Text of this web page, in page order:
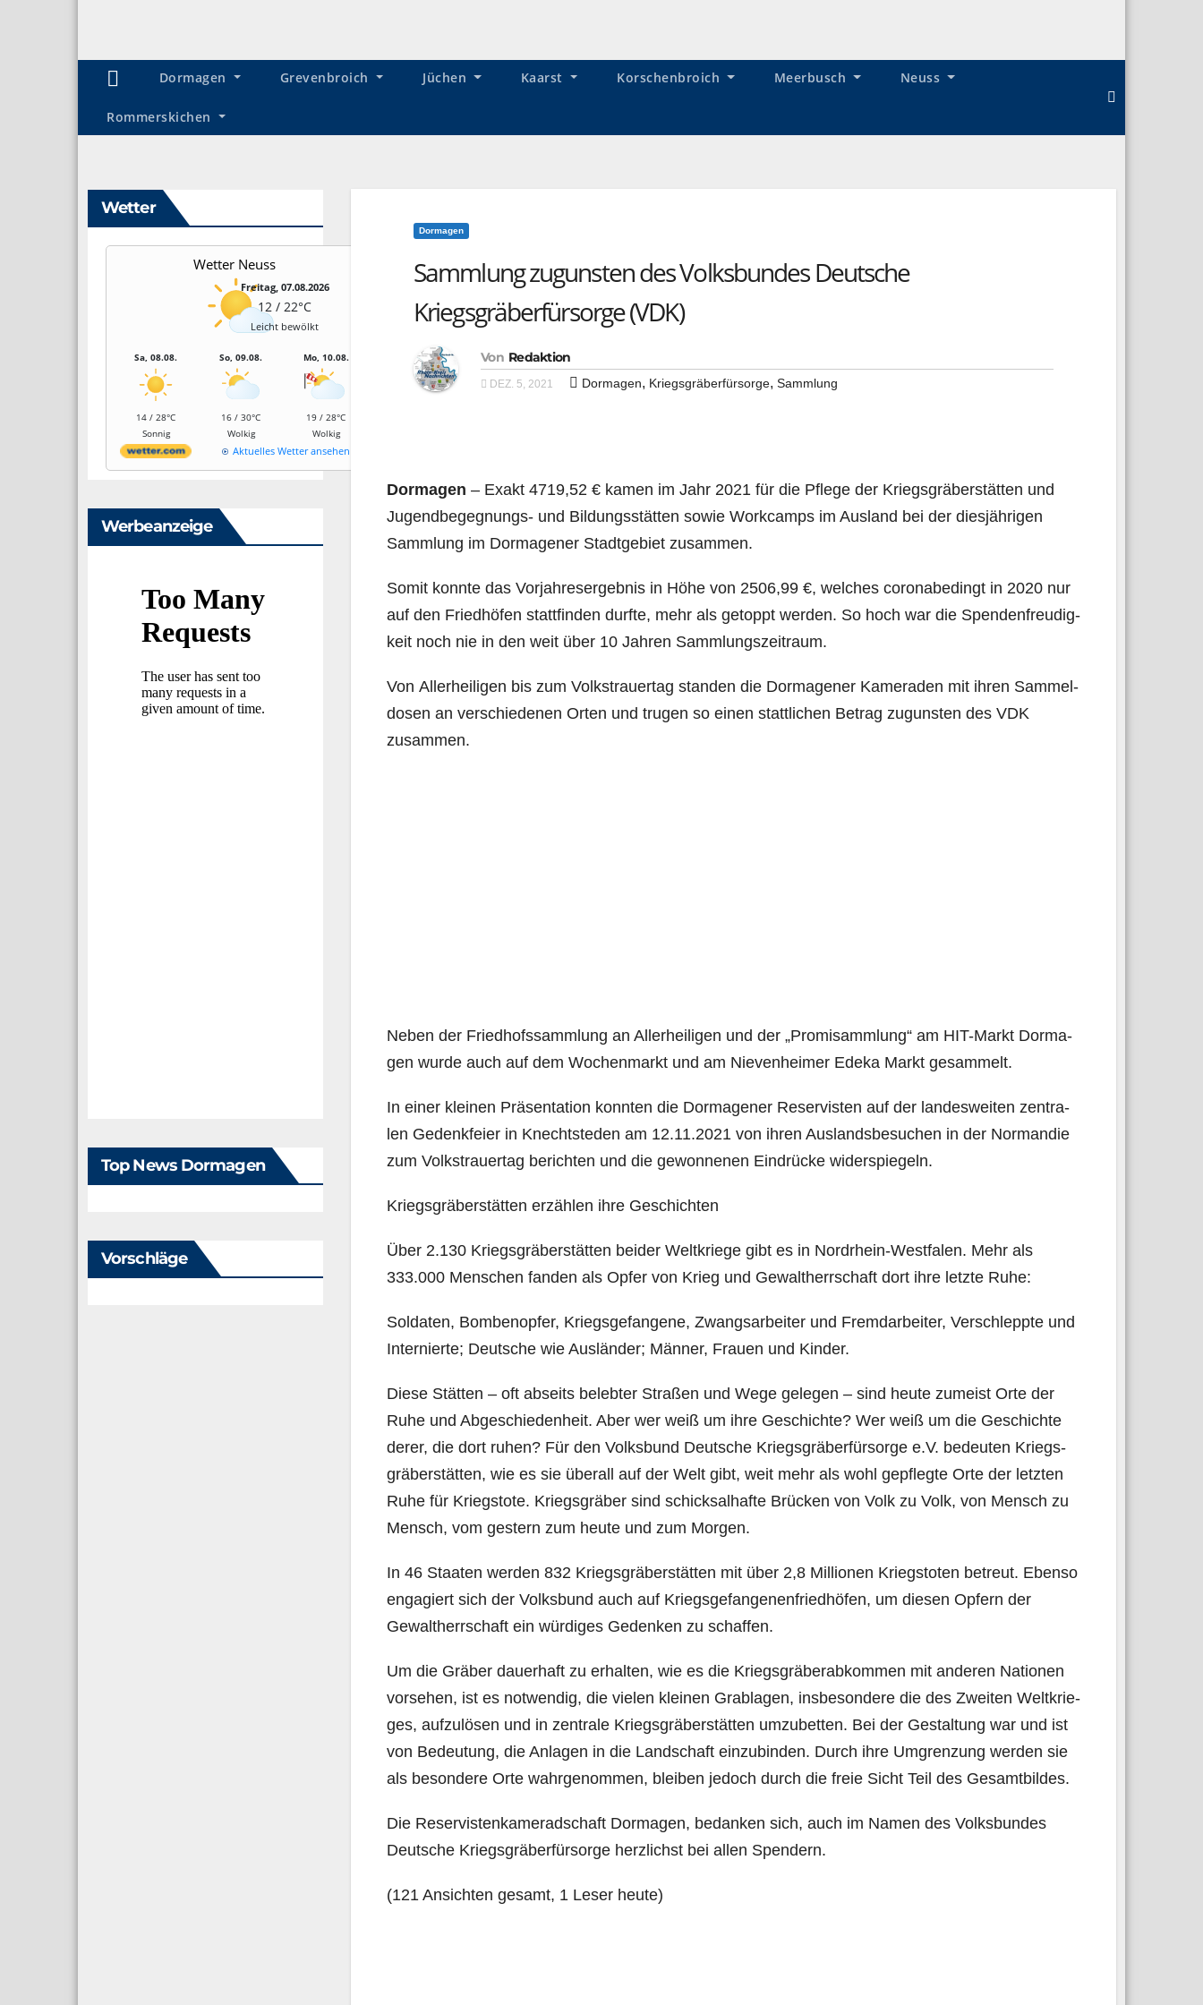
Dormagen Grevenbroich Jüchen Kaarst Korschenbroich Meerbusch Neuss
Rommerskichen
Wetter
Wetter Neuss
Freitag, 07.08.2026
12 / 22°C
Leicht bewölkt
Sa, 08.08.
14 / 28°C
Sonnig
So, 09.08.
16 / 30°C
Wolkig
Mo, 10.08.
19 / 28°C
Wolkig
Aktuelles Wetter ansehen
Werbeanzeige
Top News Dormagen
Vorschläge
Dormagen
Sammlung zugunsten des Volksbundes Deutsche
Kriegsgräberfürsorge (VDK)
Von Redaktion
DEZ. 5, 2021 Dormagen, Kriegsgräberfürsorge, Sammlung
Dor­ma­gen – Exakt 4719,52 € kamen im Jahr 2021 für die Pfle­ge der Kriegs­grä­ber­stät­ten und
Jugend­be­geg­nungs- und Bil­dungs­stät­ten sowie Work­camps im Aus­land bei der dies­jäh­ri­gen
Samm­lung im Dor­ma­ge­ner Stadt­ge­biet zusammen.
Somit konn­te das Vor­jah­res­er­geb­nis in Höhe von 2506,99 €, wel­ches coro­nabe­dingt in 2020 nur
auf den Fried­hö­fen statt­fin­den durf­te, mehr als getoppt wer­den. So hoch war die Spen­den­freu­dig­
keit noch nie in den weit über 10 Jah­ren Sammlungszeitraum.
Von Aller­hei­li­gen bis zum Volks­trau­er­tag stan­den die Dor­ma­ge­ner Kame­ra­den mit ihren Sam­mel­
do­sen an ver­schie­de­nen Orten und tru­gen so einen statt­li­chen Betrag zuguns­ten des VDK
zusammen.
Neben der Fried­hofs­samm­lung an Aller­hei­li­gen und der „Pro­mi­samm­lung“ am HIT-Markt Dor­ma­
gen wur­de auch auf dem Wochen­markt und am Nie­ven­hei­mer Ede­ka Markt gesammelt.
In einer klei­nen Prä­sen­ta­ti­on konn­ten die Dor­ma­ge­ner Reser­vis­ten auf der lan­des­wei­ten zen­tra­
len Gedenk­fei­er in Knecht­s­teden am 12.11.2021 von ihren Aus­lands­be­su­chen in der Nor­man­die
zum Volks­trau­er­tag berich­ten und die gewon­ne­nen Ein­drü­cke widerspiegeln.
Kriegs­grä­ber­stät­ten erzäh­len ihre Geschichten
Über 2.130 Kriegs­grä­ber­stät­ten bei­der Welt­krie­ge gibt es in Nord­rhein-West­fa­len. Mehr als
333.000 Men­schen fan­den als Opfer von Krieg und Gewalt­herr­schaft dort ihre letz­te Ruhe:
Sol­da­ten, Bom­ben­op­fer, Kriegs­ge­fan­ge­ne, Zwangs­ar­bei­ter und Fremd­ar­bei­ter, Ver­schlepp­te und
Inter­nier­te; Deut­sche wie Aus­län­der; Män­ner, Frau­en und Kinder.
Die­se Stät­ten – oft abseits beleb­ter Stra­ßen und Wege gele­gen – sind heu­te zumeist Orte der
Ruhe und Abge­schie­den­heit. Aber wer weiß um ihre Geschich­te? Wer weiß um die Geschich­te
derer, die dort ruhen? Für den Volks­bund Deut­sche Kriegs­grä­ber­für­sor­ge e.V. bedeu­ten Kriegs­
grä­ber­stät­ten, wie es sie über­all auf der Welt gibt, weit mehr als wohl gepfleg­te Orte der letz­ten
Ruhe für Kriegs­to­te. Kriegs­grä­ber sind schick­sal­haf­te Brü­cken von Volk zu Volk, von Mensch zu
Mensch, vom ges­tern zum heu­te und zum Morgen.
In 46 Staa­ten wer­den 832 Kriegs­grä­ber­stät­ten mit über 2,8 Mil­lio­nen Kriegs­to­ten betreut. Eben­so
enga­giert sich der Volks­bund auch auf Kriegs­ge­fan­ge­nen­fried­hö­fen, um die­sen Opfern der
Gewalt­herr­schaft ein wür­di­ges Geden­ken zu schaffen.
Um die Grä­ber dau­er­haft zu erhal­ten, wie es die Kriegs­grä­ber­ab­kom­men mit ande­ren Natio­nen
vor­se­hen, ist es not­wen­dig, die vie­len klei­nen Grab­la­gen, ins­be­son­de­re die des Zwei­ten Welt­krie­
ges, auf­zu­lö­sen und in zen­tra­le Kriegs­grä­ber­stät­ten umzu­bet­ten. Bei der Gestal­tung war und ist
von Bedeu­tung, die Anla­gen in die Land­schaft ein­zu­bin­den. Durch ihre Umgren­zung wer­den sie
als beson­de­re Orte wahr­ge­nom­men, blei­ben jedoch durch die freie Sicht Teil des Gesamtbildes.
Die Reser­vis­ten­ka­me­rad­schaft Dor­ma­gen, bedan­ken sich, auch im Namen des Volks­bun­des
Deut­sche Kriegs­grä­ber­für­sor­ge herz­lichst bei allen Spendern.
(121 Ansich­ten gesamt, 1 Leser heute)